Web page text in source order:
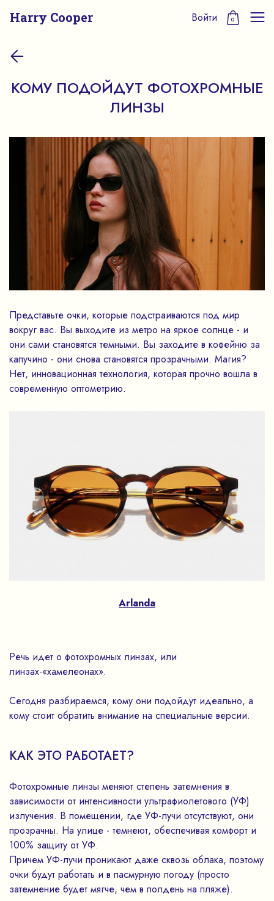
Harry Cooper Войти 0
КОМУ ПОДОЙДУТ ФОТОХРОМНЫЕ
ЛИНЗЫ
Представьте очки, которые подстраиваются под мир
вокруг вас. Вы выходите из метро на яркое солнце - и
они сами становятся темными. Вы заходите в кофейню за
капучино - они снова становятся прозрачными. Магия?
Нет, инновационная технология, которая прочно вошла в
современную оптометрию.
Arlanda
Речь идет о фотохромных линзах, или
линзах-«хамелеонах».
Сегодня разбираемся, кому они подойдут идеально, а
кому стоит обратить внимание на специальные версии.
КАК ЭТО РАБОТАЕТ?
Фотохромные линзы меняют степень затемнения в
зависимости от интенсивности ультрафиолетового (УФ)
излучения. В помещении, где УФ-лучи отсутствуют, они
прозрачны. На улице - темнеют, обеспечивая комфорт и
100% защиту от УФ.
Причем УФ-лучи проникают даже сквозь облака, поэтому
очки будут работать и в пасмурную погоду (просто
затемнение будет мягче, чем в полдень на пляже).